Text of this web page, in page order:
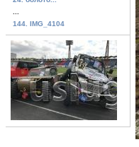
144. IMG_4104